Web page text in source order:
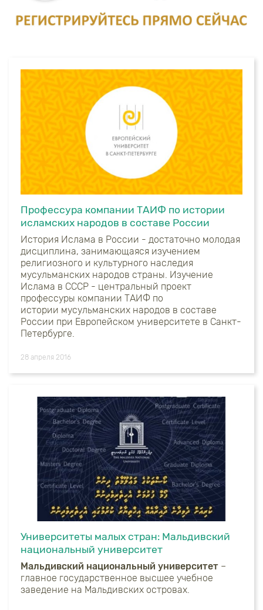
Профессура компании ТАИФ по истории
исламских народов в составе России
История Ислама в России - достаточно молодая
дисциплина, занимающаяся изучением
религиозного и культурного наследия
мусульманских народов страны. Изучение
Ислама в СССР - центральный проект
профессуры компании ТАИФ по
истории мусульманских народов в составе
России при Европейском университете в Санкт-
Петербурге.
28 апреля 2016
Университеты малых стран: Мальдивский
национальный университет
Мальдивский национальный университет –
главное государственное высшее учебное
заведение на Мальдивских островах.